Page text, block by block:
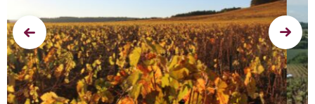
Prev
Next